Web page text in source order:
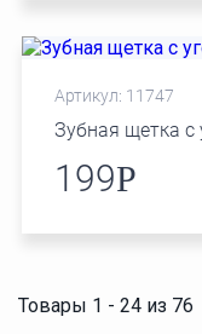
Артикул: 11747
Зубная щетка
199Р
Товары 1 - 24 из 76